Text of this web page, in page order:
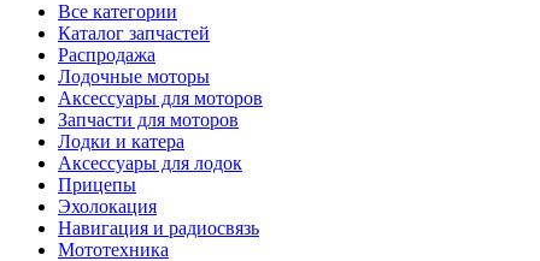
Все категории
Каталог запчастей
Распродажа
Лодочные моторы
Аксессуары для моторов
Запчасти для моторов
Лодки и катера
Аксессуары для лодок
Прицепы
Эхолокация
Навигация и радиосвязь
Мототехника